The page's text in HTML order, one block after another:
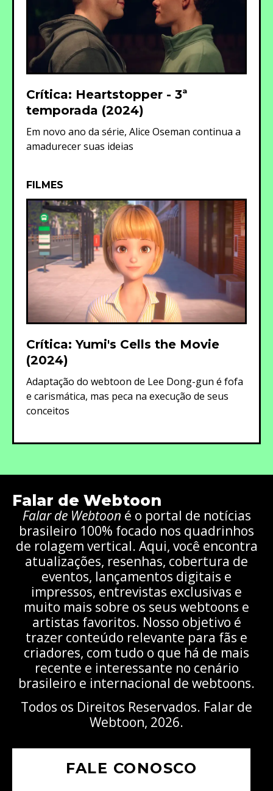
Crítica: Heartstopper - 3ª
temporada (2024)
Em novo ano da série, Alice Oseman continua a
amadurecer suas ideias
FILMES
Crítica: Yumi's Cells the Movie
(2024)
Adaptação do webtoon de Lee Dong-gun é fofa
e carismática, mas peca na execução de seus
conceitos
Falar de Webtoon
Falar de Webtoon é o portal de notícias
brasileiro 100% focado nos quadrinhos
de rolagem vertical. Aqui, você encontra
atualizações, resenhas, cobertura de
eventos, lançamentos digitais e
impressos, entrevistas exclusivas e
muito mais sobre os seus webtoons e
artistas favoritos. Nosso objetivo é
trazer conteúdo relevante para fãs e
criadores, com tudo o que há de mais
recente e interessante no cenário
brasileiro e internacional de webtoons.
Todos os Direitos Reservados. Falar de
Webtoon, 2026.
FALE CONOSCO